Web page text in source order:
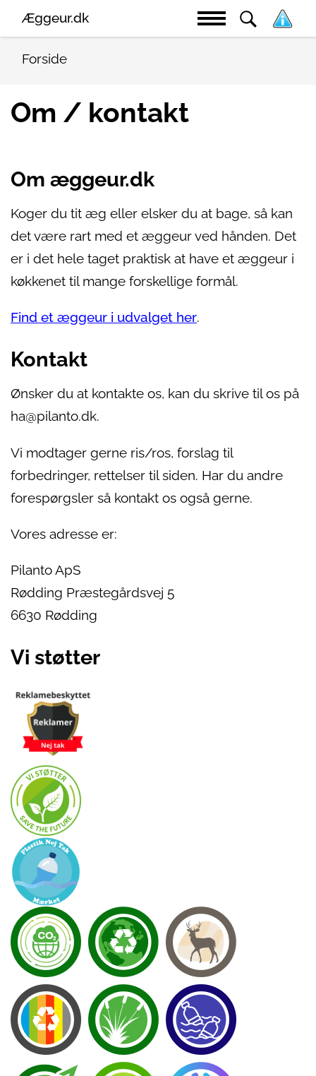
Æggeur.dk
Forside
Om / kontakt
Om æggeur.dk
Koger du tit æg eller elsker du at bage, så kan
det være rart med et æggeur ved hånden. Det
er i det hele taget praktisk at have et æggeur i
køkkenet til mange forskellige formål.
Find et æggeur i udvalget her.
Kontakt
Ønsker du at kontakte os, kan du skrive til os på
ha@pilanto.dk.
Vi modtager gerne ris/ros, forslag til
forbedringer, rettelser til siden. Har du andre
forespørgsler så kontakt os også gerne.
Vores adresse er:
Pilanto ApS
Rødding Præstegårdsvej 5
6630 Rødding
Vi støtter